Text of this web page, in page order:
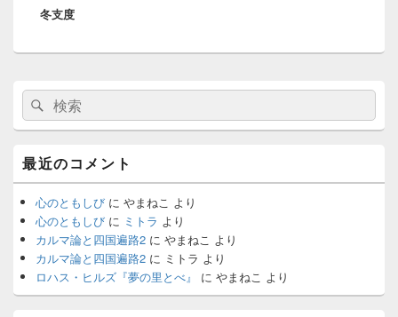
ー
シ
の
稿:
冬支度
メ
ン
サ
ド
バ
ー
ウ
ェ
ッ
ト
検
索:
検
索
最近のコメント
心のともしび に やまねこ より
心のともしび に ミトラ より
カルマ論と四国遍路2 に やまねこ より
カルマ論と四国遍路2 に ミトラ より
ロハス・ヒルズ『夢の里とべ』
に やまねこ より